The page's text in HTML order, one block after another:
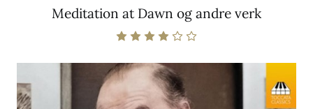
Meditation at Dawn og andre verk